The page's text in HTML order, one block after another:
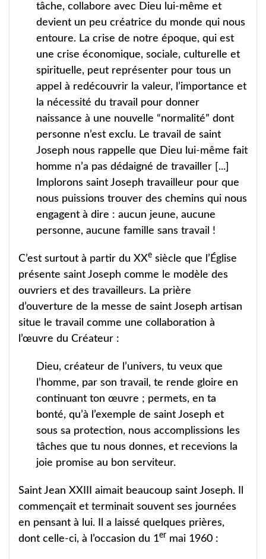
tâche, collabore avec Dieu lui-même et
devient un peu créatrice du monde qui nous
entoure. La crise de notre époque, qui est
une crise économique, sociale, culturelle et
spirituelle, peut représenter pour tous un
appel à redécouvrir la valeur, l’importance et
la nécessité du travail pour donner
naissance à une nouvelle “normalité” dont
personne n’est exclu. Le travail de saint
Joseph nous rappelle que Dieu lui-même fait
homme n’a pas dédaigné de travailler [...]
Implorons saint Joseph travailleur pour que
nous puissions trouver des chemins qui nous
engagent à dire : aucun jeune, aucune
personne, aucune famille sans travail !
C’est surtout à partir du XXe siècle que l’Église
présente saint Joseph comme le modèle des
ouvriers et des travailleurs. La prière
d’ouverture de la messe de saint Joseph artisan
situe le travail comme une collaboration à
l’œuvre du Créateur :
Dieu, créateur de l’univers, tu veux que
l’homme, par son travail, te rende gloire en
continuant ton œuvre ; permets, en ta
bonté, qu’à l’exemple de saint Joseph et
sous sa protection, nous accomplissions les
tâches que tu nous donnes, et recevions la
joie promise au bon serviteur.
Saint Jean XXIII aimait beaucoup saint Joseph. Il
commençait et terminait souvent ses journées
en pensant à lui. Il a laissé quelques prières,
dont celle-ci, à l’occasion du 1er mai 1960 :